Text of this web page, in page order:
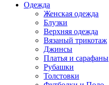
Одежда
Женская одежда
Блузки
Верхняя одежда
Вязаный трикотаж
Джинсы
Платья и сарафаны
Рубашки
Толстовки